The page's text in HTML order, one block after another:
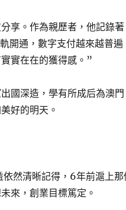
享。作為親歷者，他記錄著
開通，數字支付越來越普遍
實在在的獲得感。”
國深造，學有所成后為澳門
好的明天。
然清晰記得，6年前滬上那
來，創業目標篤定。